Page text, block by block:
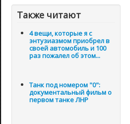
Также читают
4 вещи, которые я с
энтузиазмом приобрел в
своей автомобиль и 100
раз пожалел об этом...
Танк под номером "0":
документальный фильм о
первом танке ЛНР